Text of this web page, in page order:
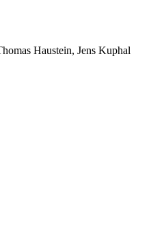
Haustein, Jens Kuphal